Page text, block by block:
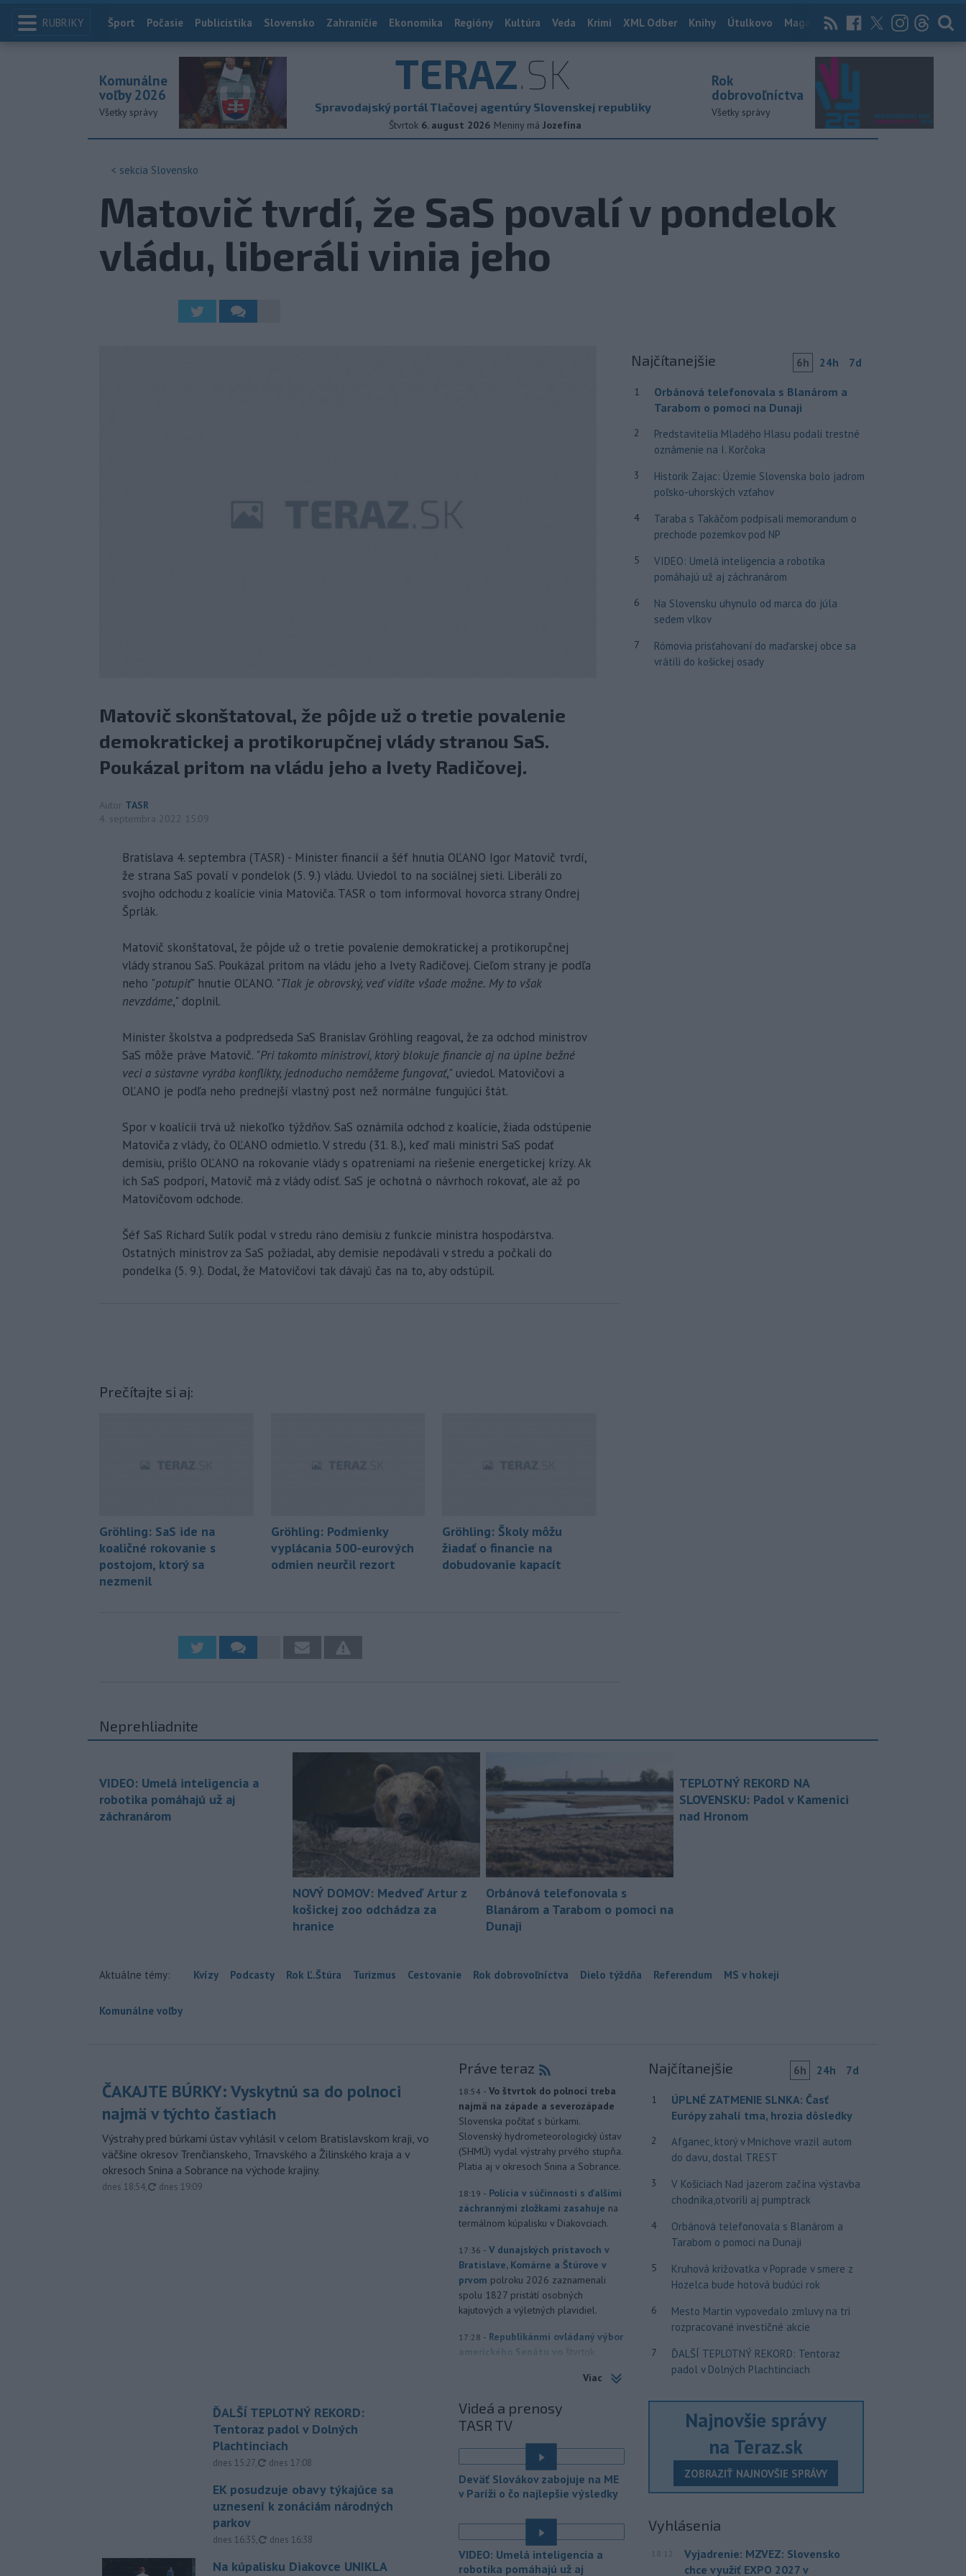
RUBRIKY Index
Šport Počasie Publicistika Slovensko Zahraničie Ekonomika Regióny Kultúra Veda Krimi XML Odber Knihy Útulkovo Magazín News Now Archív
TERAZ.SK
Spravodajský portál Tlačovej agentúry Slovenskej republiky
Štvrtok 6. august 2026 Meniny má Jozefína
Komunálne
voľby 2026
Všetky správy
Rok
dobrovoľníctva
Všetky správy
< sekcia Slovensko
Matovič tvrdí, že SaS povalí v pondelok
vládu, liberáli vinia jeho
Matovič skonštatoval, že pôjde už o tretie povalenie
demokratickej a protikorupčnej vlády stranou SaS.
Poukázal pritom na vládu jeho a Ivety Radičovej.
Autor TASR
4. septembra 2022 15:09
Bratislava 4. septembra (TASR) - Minister financií a šéf hnutia OĽANO Igor Matovič tvrdí,
že strana SaS povalí v pondelok (5. 9.) vládu. Uviedol to na sociálnej sieti. Liberáli zo
svojho odchodu z koalície vinia Matoviča. TASR o tom informoval hovorca strany Ondrej
Šprlák.
Matovič skonštatoval, že pôjde už o tretie povalenie demokratickej a protikorupčnej
vlády stranou SaS. Poukázal pritom na vládu jeho a Ivety Radičovej. Cieľom strany je podľa
neho "potupiť" hnutie OĽANO. "Tlak je obrovský, veď vidíte všade možne. My to však
nevzdáme," doplnil.
Minister školstva a podpredseda SaS Branislav Gröhling reagoval, že za odchod ministrov
SaS môže práve Matovič. "Pri takomto ministrovi, ktorý blokuje financie aj na úplne bežné
veci a sústavne vyrába konflikty, jednoducho nemôžeme fungovať," uviedol. Matovičovi a
OĽANO je podľa neho prednejší vlastný post než normálne fungujúci štát.
Spor v koalícii trvá už niekoľko týždňov. SaS oznámila odchod z koalície, žiada odstúpenie
Matoviča z vlády, čo OĽANO odmietlo. V stredu (31. 8.), keď mali ministri SaS podať
demisiu, prišlo OĽANO na rokovanie vlády s opatreniami na riešenie energetickej krízy. Ak
ich SaS podporí, Matovič má z vlády odísť. SaS je ochotná o návrhoch rokovať, ale až po
Matovičovom odchode.
Šéf SaS Richard Sulík podal v stredu ráno demisiu z funkcie ministra hospodárstva.
Ostatných ministrov za SaS požiadal, aby demisie nepodávali v stredu a počkali do
pondelka (5. 9.). Dodal, že Matovičovi tak dávajú čas na to, aby odstúpil.
Prečítajte si aj:
Gröhling: SaS ide na
koaličné rokovanie s
postojom, ktorý sa
nezmenil
Gröhling: Podmienky
vyplácania 500-eurových
odmien neurčil rezort
Gröhling: Školy môžu
žiadať o financie na
dobudovanie kapacít
Najčítanejšie 6h 24h 7d
1
Orbánová telefonovala s Blanárom a
Tarabom o pomoci na Dunaji
2
Predstavitelia Mladého Hlasu podali trestné
oznámenie na I. Korčoka
3
Historik Zajac: Územie Slovenska bolo jadrom
poľsko-uhorských vzťahov
4
Taraba s Takáčom podpísali memorandum o
prechode pozemkov pod NP
5
VIDEO: Umelá inteligencia a robotika
pomáhajú už aj záchranárom
6
Na Slovensku uhynulo od marca do júla
sedem vlkov
7
Rómovia prisťahovaní do maďarskej obce sa
vrátili do košickej osady
Neprehliadnite
VIDEO: Umelá inteligencia a
robotika pomáhajú už aj
záchranárom
NOVÝ DOMOV: Medveď Artur z
košickej zoo odchádza za
hranice
Orbánová telefonovala s
Blanárom a Tarabom o pomoci na
Dunaji
TEPLOTNÝ REKORD NA
SLOVENSKU: Padol v Kamenici
nad Hronom
Aktuálne témy: Kvízy Podcasty Rok Ľ.Štúra Turizmus Cestovanie Rok dobrovoľníctva Dielo týždňa Referendum MS v hokeji
Komunálne voľby
ČAKAJTE BÚRKY: Vyskytnú sa do polnoci
najmä v týchto častiach
Výstrahy pred búrkami ústav vyhlásil v celom Bratislavskom kraji, vo
väčšine okresov Trenčianskeho, Trnavského a Žilinského kraja a v
okresoch Snina a Sobrance na východe krajiny.
dnes 18:54, aktualizované
dnes 19:09
ĎALŠÍ TEPLOTNÝ REKORD:
Tentoraz padol v Dolných
Plachtinciach
dnes 15:27, aktualizované
dnes 17:08
EK posudzuje obavy týkajúce sa
uznesení k zonáciám národných
parkov
dnes 16:35, aktualizované
dnes 16:38
Na kúpalisku Diakovce UNIKLA
Práve teraz
18:54 - Vo štvrtok do polnoci treba
najmä na západe a severozápade
Slovenska počítať s búrkami.
Slovenský hydrometeorologický ústav
(SHMÚ) vydal výstrahy prvého stupňa.
Platia aj v okresoch Snina a Sobrance.
18:19 - Polícia v súčinnosti s ďalšími
záchrannými zložkami zasahuje na
termálnom kúpalisku v Diakovciach.
17:36 - V dunajských prístavoch v
Bratislave, Komárne a Štúrove v
prvom polroku 2026 zaznamenali
spolu 1827 pristátí osobných
kajutových a výletných plavidiel.
17:28 - Republikánmi ovládaný výbor
amerického Senátu vo
štvrtok
17:14 - Jemenskí povstalci húsíovia
útokoch zabili najmenej 38
príslušníkov vládnych síl a ďalších 29
zranili, uviedli pre agentúru AFP
zdroje zo zdravotníckych služieb.
16:35 - Európska komisia (EK)
monitoruje situáciu a posudzuje
všetky vznesené obavy týkajúce sa
vládnych uznesení k zonáciám
Viac
Videá a prenosy
TASR TV
Deväť Slovákov zabojuje na ME
v Paríži o čo najlepšie výsledky
VIDEO: Umelá inteligencia a
robotika pomáhajú už aj
Najčítanejšie 6h 24h 7d
1
ÚPLNÉ ZATMENIE SLNKA: Časť
Európy zahalí tma, hrozia dôsledky
2
Afganec, ktorý v Mníchove vrazil autom
do davu, dostal TREST
3
V Košiciach Nad jazerom začína výstavba
chodníka,otvorili aj pumptrack
4
Orbánová telefonovala s Blanárom a
Tarabom o pomoci na Dunaji
5
Kruhová križovatka v Poprade v smere z
Hozelca bude hotová budúci rok
6
Mesto Martin vypovedalo zmluvy na tri
rozpracované investičné akcie
7
ĎALŠÍ TEPLOTNÝ REKORD: Tentoraz
padol v Dolných Plachtinciach
Najnovšie správy
na Teraz.sk
ZOBRAZIŤ NAJNOVŠIE SPRÁVY
Vyhlásenia
18:12
Vyjadrenie: MZVEZ: Slovensko
chce využiť EXPO 2027 v